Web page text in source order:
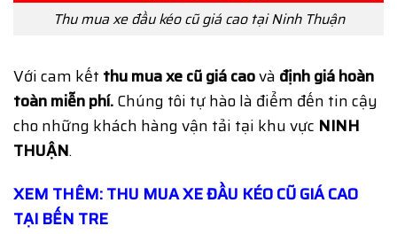
Thu mua xe đầu kéo cũ giá cao tại Ninh Thuận
Với cam kết thu mua xe cũ giá caovà định giá hoàn
toàn miễn phí.Chúng tôi tự hào là điểm đến tin cậy
cho những khách hàng vận tải tại khu vực NINH
THUẬN.
XEM THÊM: THU MUA XE ĐẦU KÉO CŨ GIÁ CAO
TẠI BẾN TRE